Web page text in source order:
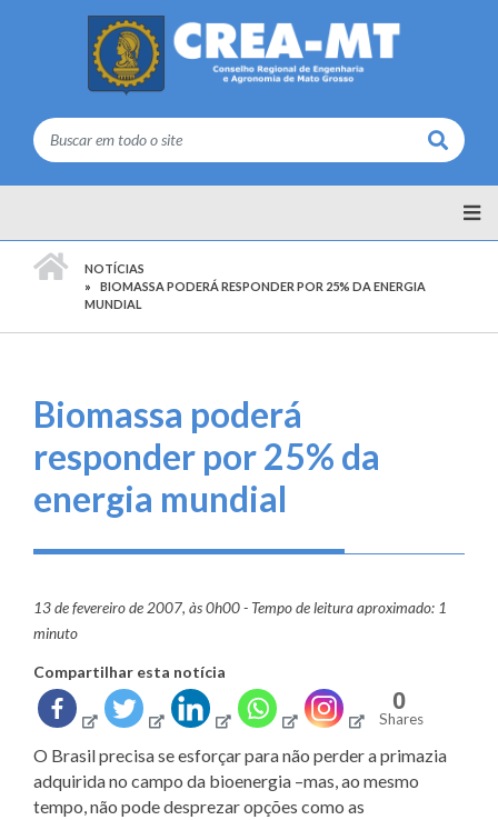
Buscar
NOTÍCIAS
BIOMASSA PODERÁ RESPONDER POR 25% DA ENERGIA
MUNDIAL
Biomassa poderá
responder por 25% da
energia mundial
13 de fevereiro de 2007, às 0h00 - Tempo de leitura aproximado: 1
minuto
Compartilhar esta notícia
0
Shares
O Brasil precisa se esforçar para não perder a primazia
adquirida no campo da bioenergia –mas, ao mesmo
tempo, não pode desprezar opções como as